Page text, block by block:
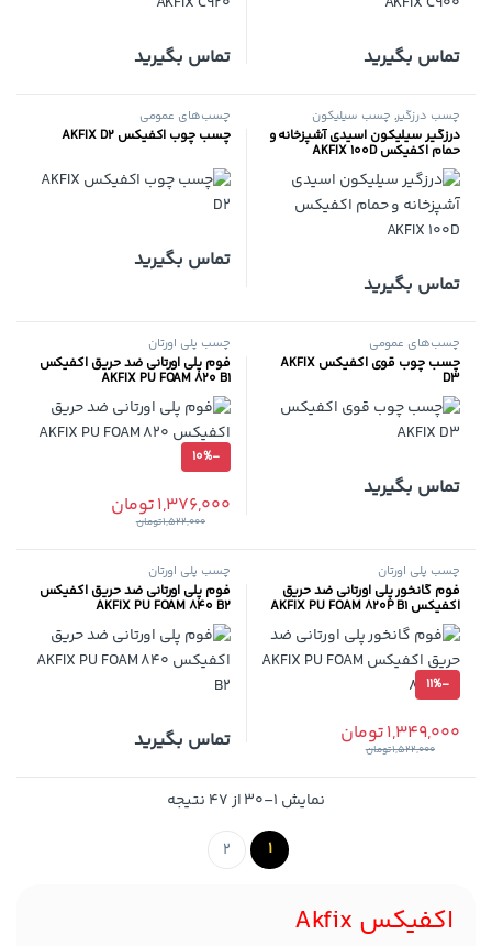
تماس بگیرید تماس بگیرید
چسب درزگیر, چسب سیلیکون
درزگیر سیلیکون اسیدی آشپزخانه و
حمام اکفیکس AKFIX 100D
تماس بگیرید
چسب‌های عمومی
چسب چوب اکفیکس AKFIX D2
تماس بگیرید
چسب‌های عمومی
چسب چوب قوی اکفیکس AKFIX
D3
تماس بگیرید
چسب پلی اورتان
فوم پلی اورتانی ضد حریق اکفیکس
AKFIX PU FOAM 820 B1
-
10%
1,376,000تومان
1,522,000تومان
چسب پلی اورتان
فوم گانخور پلی اورتانی ضد حریق
اکفیکس AKFIX PU FOAM 820P B1
-
11%
1,349,000تومان
1,522,000تومان
چسب پلی اورتان
فوم پلی اورتانی ضد حریق اکفیکس
AKFIX PU FOAM 840 B2
تماس بگیرید
نمایش 1–30 از 47 نتیجه Sorted by popularity
1
2
اکفیکس Akfix